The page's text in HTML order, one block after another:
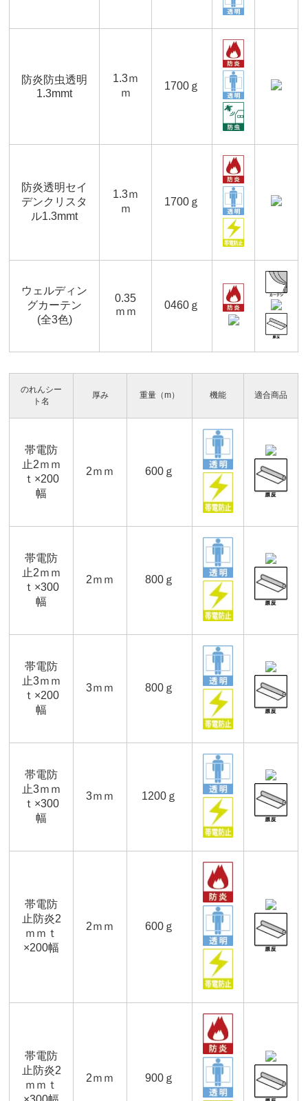
防炎防虫透明
1.3mmt
1.3ｍ
ｍ
1700ｇ
防炎透明セイ
デンクリスタ
ル1.3mmt
1.3ｍ
ｍ
1700ｇ
ウェルディン
グカーテン
(全3色)
0.35
ｍｍ
0460ｇ
のれんシー
ト名
厚み 重量（m） 機能 適合商品
帯電防
止2ｍｍ
ｔ×200
幅
2ｍｍ 600ｇ
帯電防
止2ｍｍ
ｔ×300
幅
2ｍｍ 800ｇ
帯電防
止3ｍｍ
ｔ×200
幅
3ｍｍ 800ｇ
帯電防
止3ｍｍ
ｔ×300
幅
3ｍｍ 1200ｇ
帯電防
止防炎2
ｍｍｔ
×200幅
2ｍｍ 600ｇ
帯電防
止防炎2
ｍｍｔ
2ｍｍ 900ｇ